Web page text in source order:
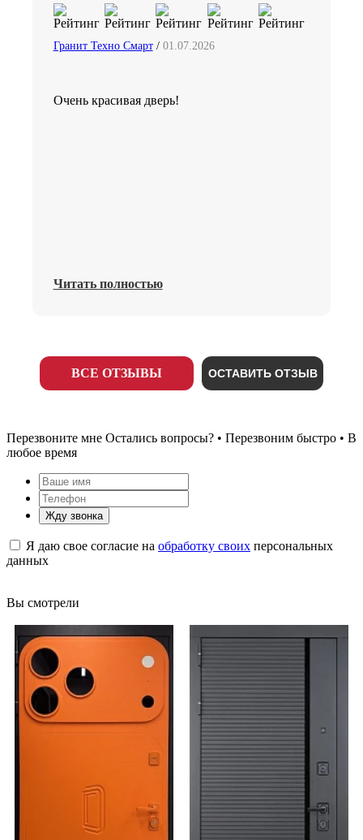
Гранит Техно Смарт/ 01.07.2026
Очень красивая дверь!
Читать полностью
ВСЕ ОТЗЫВЫ ОСТАВИТЬ ОТЗЫВ
Перезвоните мне Остались вопросы? • Перезвоним быстро • В
любое время
Жду звонка
Я даю свое согласие на обработку своих персональных
данных
Вы смотрели